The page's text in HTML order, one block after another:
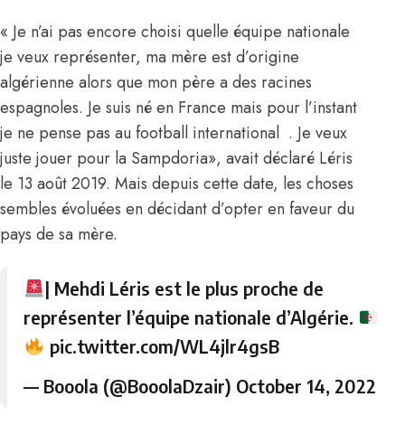
« Je n’ai pas encore choisi quelle équipe nationale
je veux représenter, ma mère est d’origine
algérienne alors que mon père a des racines
espagnoles. Je suis né en France mais pour l’instant
je ne pense pas au football international . Je veux
juste jouer pour la Sampdoria», avait déclaré Léris
le 13 août 2019. Mais depuis cette date, les choses
sembles évoluées en décidant d’opter en faveur du
pays de sa mère.
| Mehdi Léris est le plus proche de
représenter l’équipe nationale d’Algérie.
pic.twitter.com/WL4jlr4gsB
— Booola (@BooolaDzair) October 14, 2022